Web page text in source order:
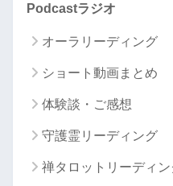
Podcastラジオ
オーラリーディング
ショート動画まとめ
体験談・ご感想
守護霊リーディング
禅タロットリーディン